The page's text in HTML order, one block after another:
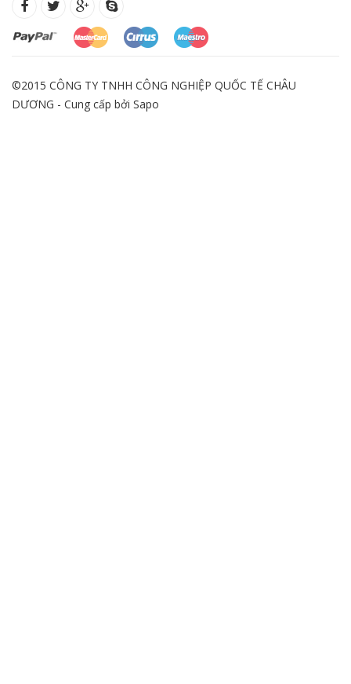
©2015 CÔNG TY TNHH CÔNG NGHIỆP QUỐC TẾ CHÂU
DƯƠNG - Cung cấp bởi Sapo